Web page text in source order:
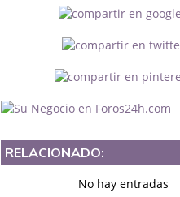
RELACIONADO:
No hay entradas